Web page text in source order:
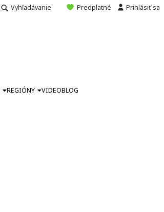
Vyhľadávanie Predplatné Prihlásiť sa
REGIÓNY VIDEOBLOG